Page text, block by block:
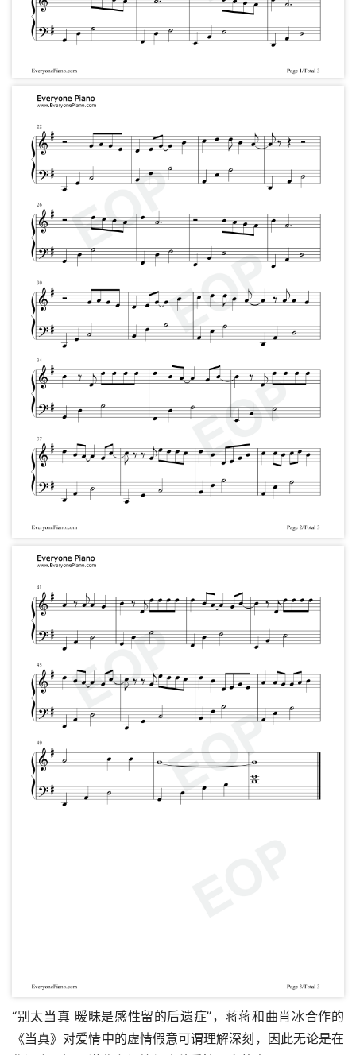
“别太当真 暧昧是感性留的后遗症”，蒋蒋和曲肖冰合作的
《当真》对爱情中的虚情假意可谓理解深刻，因此无论是在